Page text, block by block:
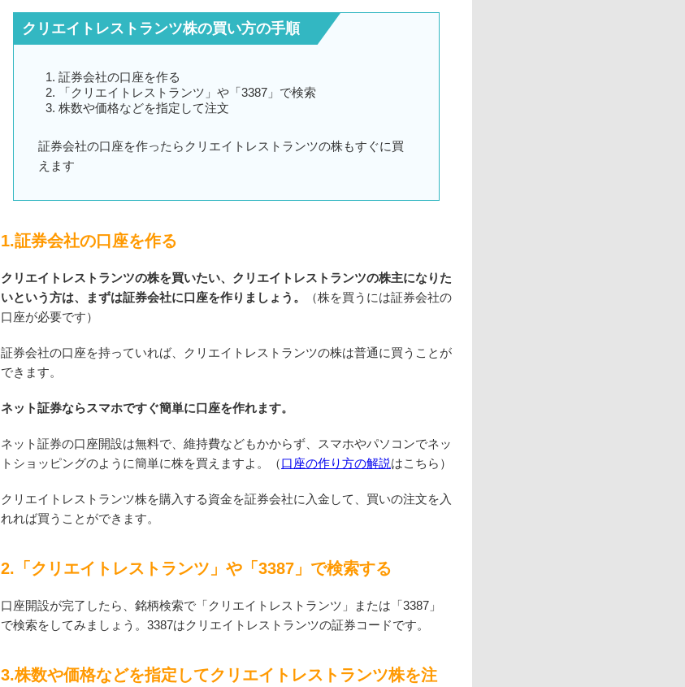
クリエイトレストランツ株の買い方の手順
証券会社の口座を作る
「クリエイトレストランツ」や「3387」で検索
株数や価格などを指定して注文
証券会社の口座を作ったらクリエイトレストランツの株もすぐに買
えます
1.証券会社の口座を作る
クリエイトレストランツの株を買いたい、クリエイトレストランツの株主になりた
いという方は、まずは証券会社に口座を作りましょう。
（株を買うには証券会社の
口座が必要です）
証券会社の口座を持っていれば、クリエイトレストランツの株は普通に買うことが
できます。
ネット証券ならスマホですぐ簡単に口座を作れます。
ネット証券の口座開設は無料で、維持費などもかからず、スマホやパソコンでネッ
トショッピングのように簡単に株を買えますよ。（口座の作り方の解説はこちら）
クリエイトレストランツ株を購入する資金を証券会社に入金して、買いの注文を入
れれば買うことができます。
2.「クリエイトレストランツ」や「3387」で検索する
口座開設が完了したら、銘柄検索で「クリエイトレストランツ」または「3387」
で検索をしてみましょう。3387はクリエイトレストランツの証券コードです。
3.株数や価格などを指定してクリエイトレストランツ株を注